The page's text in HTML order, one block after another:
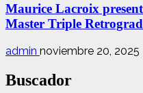
Maurice Lacroix
Master Triple
admin noviembre 20, 2025
Buscador